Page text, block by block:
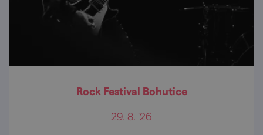
Rock Festival Bohutice
29. 8. '26